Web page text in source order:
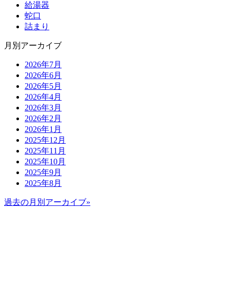
給湯器
蛇口
詰まり
月別アーカイブ
2026年7月
2026年6月
2026年5月
2026年4月
2026年3月
2026年2月
2026年1月
2025年12月
2025年11月
2025年10月
2025年9月
2025年8月
過去の月別アーカイブ»